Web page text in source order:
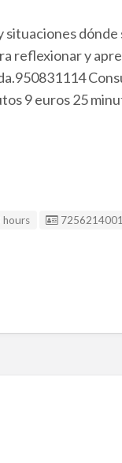
situaciones
reflexionar y
9 euros 25
hours ID Anuncio